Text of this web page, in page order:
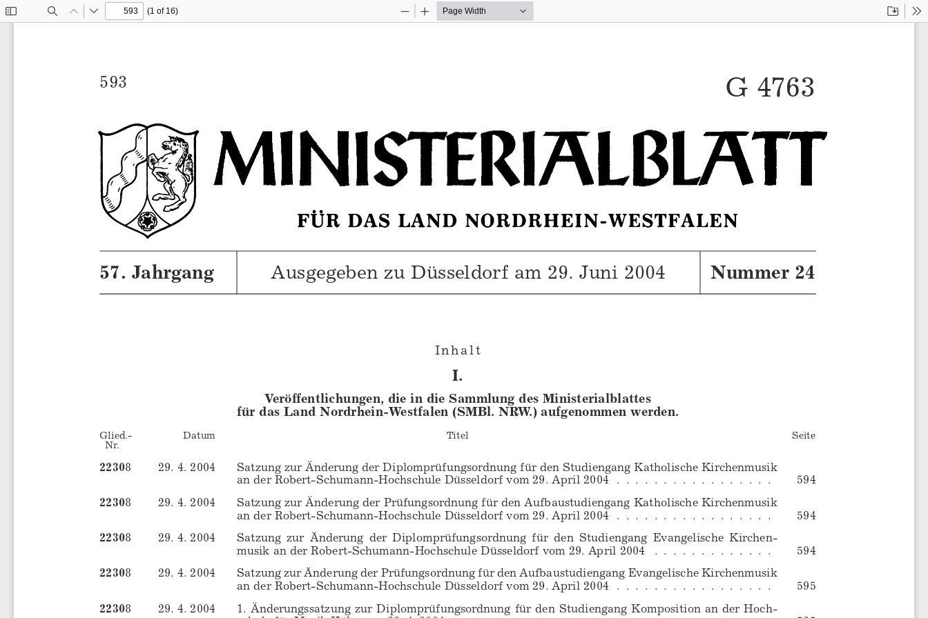
Previous
Next
(1 of 16)
Zoom
Zoom
57. Jahrgang Ausgegeben zu Düsseldorf am 29. Juni 2004 Nummer 24
G 4763593
I n h a l t
I.
Veröffentlichungen, die in die Sammlung des Ministerialblattes
für das Land Nordrhein-Westfalen (SMBl. NRW.) aufgenommen werden.
Glied.- Datum Titel
Seite
Nr.
22308 29. 4. 2004
Satzung zur Änderung der Diplomprüfungsordnung für den Studiengang Katholische Kirchenmusik
an der Robert-Schumann-Hochschule Düsseldorf vom 29. April 2004
.  .  .  .  .  .  .  .  .  .  .  .  .  .  .  .  .
594
22308 29. 4. 2004
Satzung zur Änderung der Prüfungsordnung für den Aufbaustudiengang Katholische Kirchenmusik
an der Robert-Schumann-Hochschule Düsseldorf vom 29. April 2004
.  .  .  .  .  .  .  .  .  .  .  .  .  .  .  .  .
594
22308 29. 4. 2004
Satzung  zur  Änderung  der  Diplomprüfungsordnung  für  den  Studiengang  Evangelische  Kirchen-
musik an der Robert-Schumann-Hochschule Düsseldorf vom 29. April 2004
.  .  .  .  .  .  .  .  .  .  .  .  .
594
22308 29. 4. 2004
Satzung zur Änderung der Prüfungsordnung für den Aufbaustudiengang Evangelische Kirchenmusik
an der Robert-Schumann-Hochschule Düsseldorf vom 29. April 2004
.  .  .  .  .  .  .  .  .  .  .  .  .  .  .  .  .
595
22308 29. 4. 2004
1.  Änderungssatzung  zur  Diplomprüfungsordnung  für  den  Studiengang  Komposition  an  der  Hoch-